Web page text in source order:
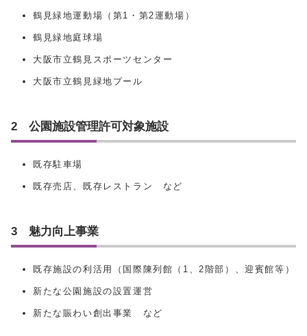
鶴見緑地運動場（第1・第2運動場）
鶴見緑地庭球場
大阪市立鶴見スポーツセンター
大阪市立鶴見緑地プール
2 公園施設管理許可対象施設
既存駐車場
既存売店、既存レストラン など
3 魅力向上事業
既存施設の利活用（国際陳列館（1、2階部）、迎賓館等）
新たな公園施設の設置運営
新たな賑わい創出事業 など